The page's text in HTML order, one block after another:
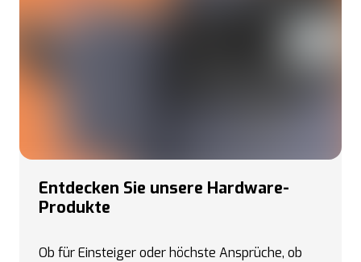
Entdecken Sie unsere Hardware-
Produkte
Ob für Einsteiger oder höchste Ansprüche, ob